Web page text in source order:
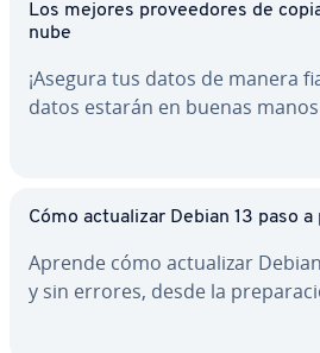
Los mejores pro­vee­do­res de
nube
¡Asegura tus datos de manera
datos estarán en buenas
Cómo ac­tua­li­zar Debian 13 paso a
Aprende cómo ac­tua­li­zar
y sin errores, desde la